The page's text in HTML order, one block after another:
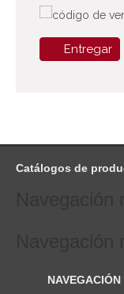
Entregar
Catálogos de
NAVEGACIÓN